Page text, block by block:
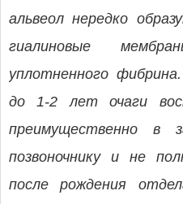
альвеол нередко
гиалиновые
уплотненного
до 1-2 лет очаги
преимущественно в
позвоночнику и не
после рождения